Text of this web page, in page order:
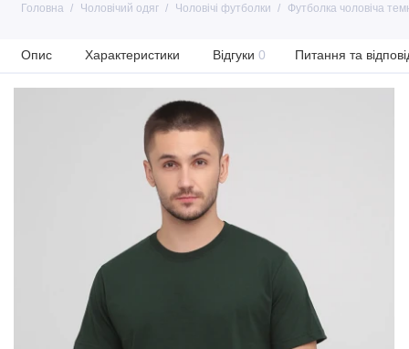
Головна Чоловічий одяг Чоловічі футболки Футболка чоловіча
Опис Характеристики Відгуки 0 Питання та